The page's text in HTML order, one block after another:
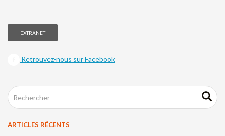
EXTRANET
Retrouvez-nous sur Facebook
ARTICLES RÉCENTS